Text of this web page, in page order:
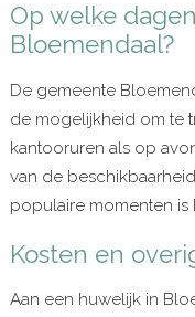
Op welke
Bloemendaal?
De gemeente
de mogelijkheid om te
kantooruren als op
van de
populaire momenten is
Kosten en
Aan een huwelijk in